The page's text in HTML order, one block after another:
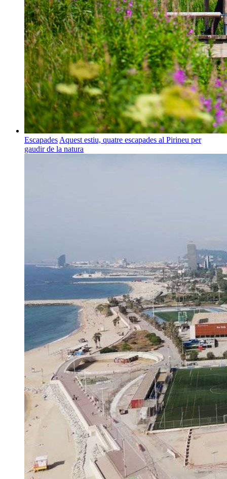
Escapades Aquest estiu, quatre escapades al Pirineu per
gaudir de la natura